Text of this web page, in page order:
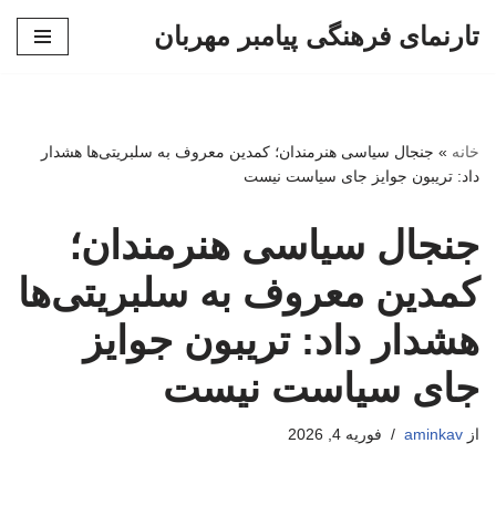
تارنمای فرهنگی پیامبر مهربان
خانه » جنجال سیاسی هنرمندان؛ کمدین معروف به سلبریتی‌ها هشدار
داد: تریبون جوایز جای سیاست نیست
جنجال سیاسی هنرمندان؛
کمدین معروف به سلبریتی‌ها
هشدار داد: تریبون جوایز
جای سیاست نیست
از aminkav فوریه 4, 2026